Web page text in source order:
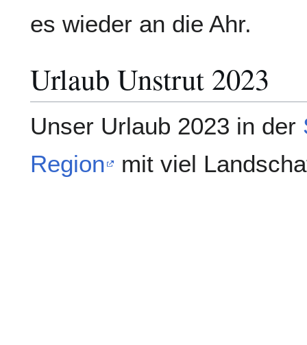
es wieder an die Ahr.
Urlaub Unstrut 2023
Unser Urlaub 2023 in der
Region
mit viel